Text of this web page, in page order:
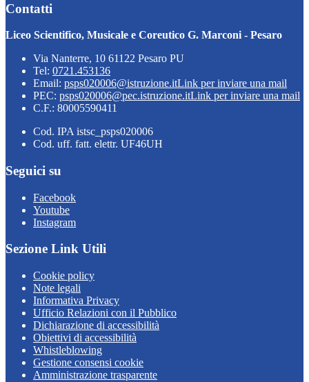
Contatti
Liceo Scientifico, Musicale e Coreutico G. Marconi - Pesaro
Via Nanterre, 10 61122 Pesaro PU
Tel: 0721.453136
Email: psps020006@istruzione.itLink per inviare una mail
PEC: psps020006@pec.istruzione.itLink per inviare una mail
C.F.: 80005590411
Cod. IPA istsc_psps020006
Cod. uff. fatt. elettr. UF46UH
Seguici su
Facebook
Youtube
Instagram
Sezione Link Utili
Cookie policy
Note legali
Informativa Privacy
Ufficio Relazioni con il Pubblico
Dichiarazione di accessibilità
Obiettivi di accessibilità
Whistleblowing
Gestione consensi cookie
Amministrazione trasparente